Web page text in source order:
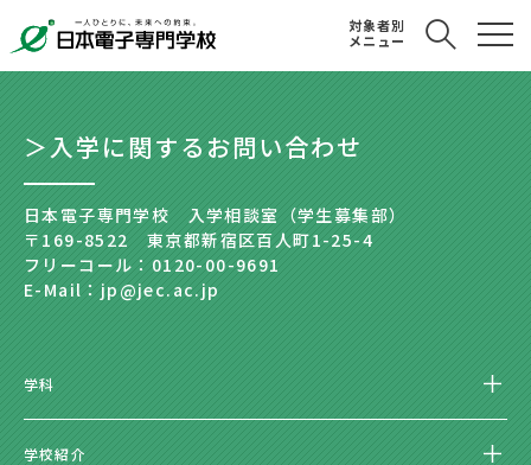
対象者別
メニュー
＞入学に関するお問い合わせ
日本電子専門学校 入学相談室（学生募集部）
〒169-8522 東京都新宿区百人町1-25-4
フリーコール：0120-00-9691
E-Mail：jp@jec.ac.jp
学科
学校紹介